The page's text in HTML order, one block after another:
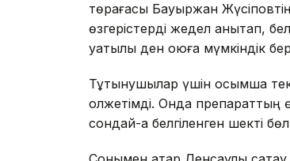
төрағасы Бауыржан
өзгерістерді жедел анықтап,
уақтылы ден қоюға мүмкіндік
Тұтынушылар үшін қосымша
қолжетімді. Онда
сондай-ақ белгіленген шекті